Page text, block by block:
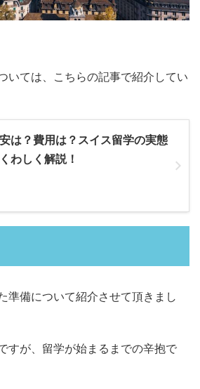
いては、こちらの記事で紹介してい
は？費用は？スイス留学の実態
わしく解説！
準備について紹介させて頂きまし
すが、留学が始まるまでの辛抱で